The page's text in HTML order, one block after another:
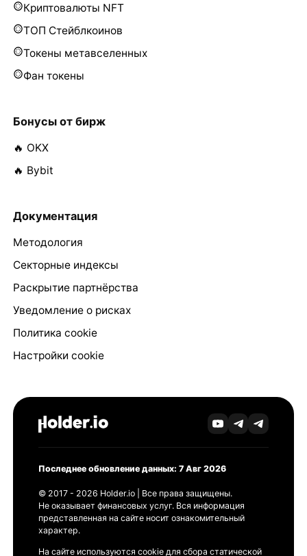
Криптовалюты NFT
ТОП Стейблкоинов
Токены метавселенных
Фан токены
Бонусы от бирж
🔥 OKX
🔥 Bybit
Документация
Методология
Секторные индексы
Раскрытие партнёрства
Уведомление о рисках
Политика cookie
Настройки cookie
Последнее обновление данных: 7 Авг 2026
© 2017 - 2026 Holder.io | Все права защищены.
Не оказывает финансовых услуг. Вся информация
представленная на сайте носит ознакомительный
характер.
На сайте используются cookie для сбора статической